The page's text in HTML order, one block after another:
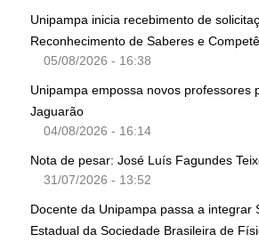
Unipampa inicia recebimento de
Reconhecimento de Saberes e
05/08/2026 - 16:38
Unipampa empossa novos professores
Jaguarão
04/08/2026 - 16:14
Nota de pesar: José Luís Fagundes
31/07/2026 - 13:52
Docente da Unipampa passa a integrar
Estadual da Sociedade Brasileira de